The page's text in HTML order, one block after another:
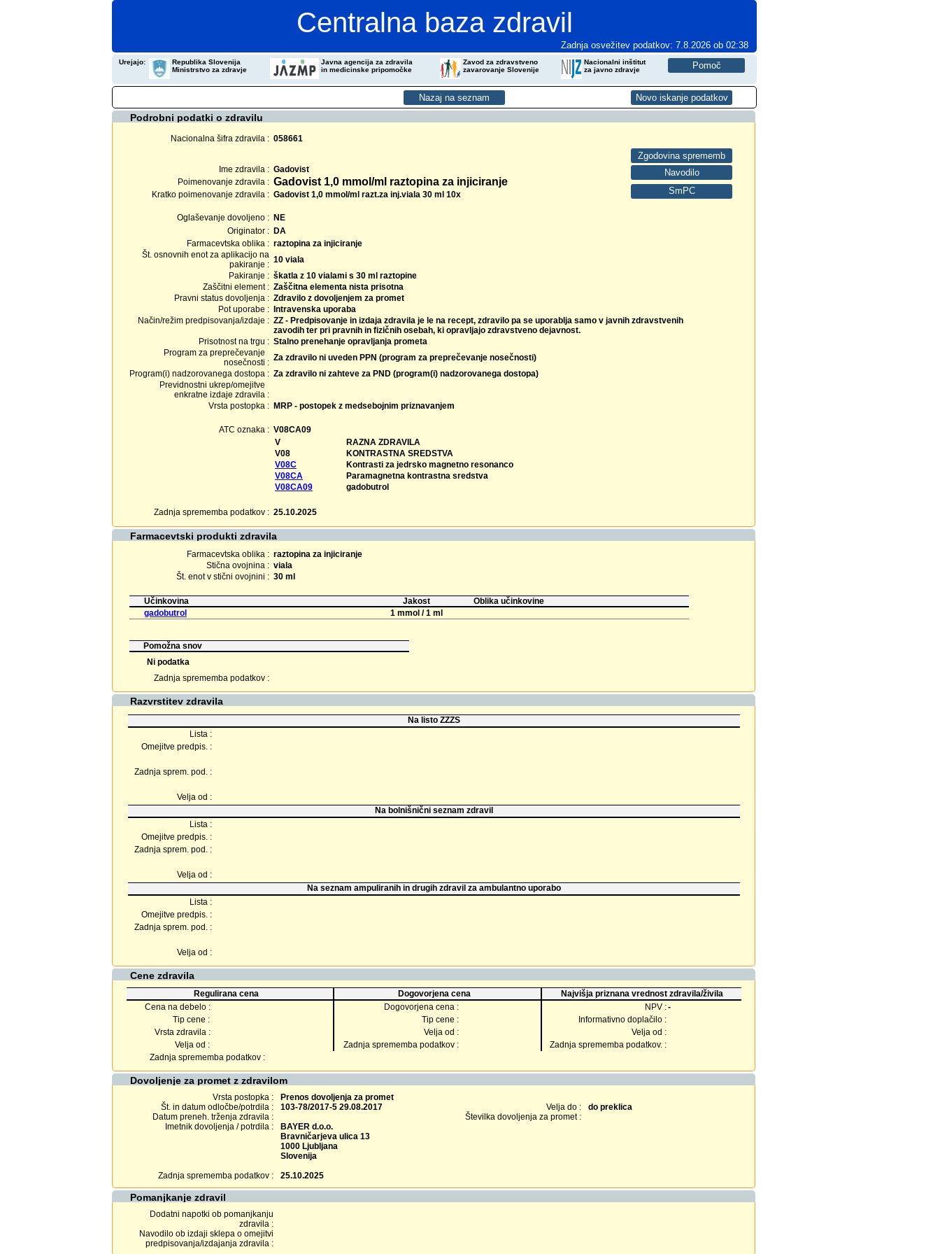
Centralna baza zdravil
Zadnja osvežitev podatkov: 7.8.2026 ob 02:38
Urejajo:
Republika Slovenija
Ministrstvo za zdravje
Javna agencija za zdravila
in medicinske pripomočke
Zavod za zdravstveno
zavarovanje Slovenije
Nacionalni inštitut
za javno zdravje
Podrobni podatki o zdravilu
Nacionalna šifra zdravila : 058661
Ime zdravila : Gadovist
Poimenovanje zdravila : Gadovist 1,0 mmol/ml raztopina za injiciranje
Kratko poimenovanje zdravila : Gadovist 1,0 mmol/ml razt.za inj.viala 30 ml 10x
Oglaševanje dovoljeno : NE
Originator : DA
Farmacevtska oblika : raztopina za injiciranje
Št. osnovnih enot za aplikacijo na
pakiranje : 10 viala
Pakiranje : škatla z 10 vialami s 30 ml raztopine
Zaščitni element : Zaščitna elementa nista prisotna
Pravni status dovoljenja : Zdravilo z dovoljenjem za promet
Pot uporabe :
Intravenska uporaba
Način/režim predpisovanja/izdaje : ZZ - Predpisovanje in izdaja zdravila je le na recept, zdravilo pa se uporablja samo v javnih zdravstvenih
zavodih ter pri pravnih in fizičnih osebah, ki opravljajo zdravstveno dejavnost.
Prisotnost na trgu : Stalno prenehanje opravljanja prometa
Program za preprečevanje
nosečnosti : Za zdravilo ni uveden PPN (program za preprečevanje nosečnosti)
Program(i) nadzorovanega dostopa : Za zdravilo ni zahteve za PND (program(i) nadzorovanega dostopa)
Previdnostni ukrep/omejitve
enkratne izdaje zdravila :
Vrsta postopka : MRP - postopek z medsebojnim priznavanjem
ATC oznaka : V08CA09
V
RAZNA ZDRAVILA
V08
KONTRASTNA SREDSTVA
V08C
Kontrasti za jedrsko magnetno resonanco
V08CA
Paramagnetna kontrastna sredstva
V08CA09
gadobutrol
Zadnja sprememba podatkov : 25.10.2025
Farmacevtski produkti zdravila
Farmacevtska oblika : raztopina za injiciranje
Stična ovojnina : viala
Št. enot v stični ovojnini : 30 ml
Učinkovina Jakost
Oblika učinkovine
gadobutrol
1 mmol / 1 ml
Pomožna snov
Ni podatka
Zadnja sprememba podatkov :
Razvrstitev zdravila
Na listo ZZZS
Lista :
Omejitve predpis. :
Zadnja sprem. pod. :
Velja od :
Na bolnišnični seznam zdravil
Lista :
Omejitve predpis. :
Zadnja sprem. pod. :
Velja od :
Na seznam ampuliranih in drugih zdravil za ambulantno uporabo
Lista :
Omejitve predpis. :
Zadnja sprem. pod. :
Velja od :
Cene zdravila
Regulirana cena Dogovorjena cena
Najvišja priznana vrednost zdravila/živila
Cena na debelo :
Dogovorjena cena : NPV :-
Tip cene :
Tip cene :
Informativno doplačilo :
Vrsta zdravila :
Velja od :
Velja od :
Velja od :
Zadnja sprememba podatkov :
Zadnja sprememba podatkov. :
Zadnja sprememba podatkov :
Dovoljenje za promet z zdravilom
Vrsta postopka :
Prenos dovoljenja za promet
Št. in datum odločbe/potrdila :
103-78/2017-5 29.08.2017 Velja do :
do preklica
Datum preneh. trženja zdravila :
Številka dovoljenja za promet :
Imetnik dovoljenja / potrdila :
BAYER d.o.o.
Bravničarjeva ulica 13
1000 Ljubljana
Slovenija
Zadnja sprememba podatkov :
25.10.2025
Pomanjkanje zdravil
Dodatni napotki ob pomanjkanju
zdravila :
Navodilo ob izdaji sklepa o omejitvi
predpisovanja/izdajanja zdravila :